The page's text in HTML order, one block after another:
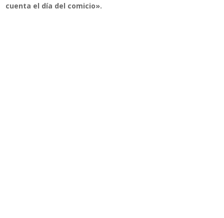
cuenta el día del comicio».